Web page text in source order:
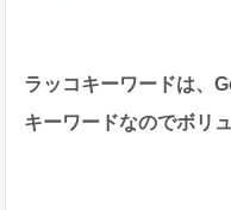
ラッコキーワードは、
キーワードなのでボリ